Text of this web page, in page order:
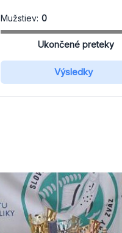
Mužstiev: 0
Ukončené preteky
Výsledky